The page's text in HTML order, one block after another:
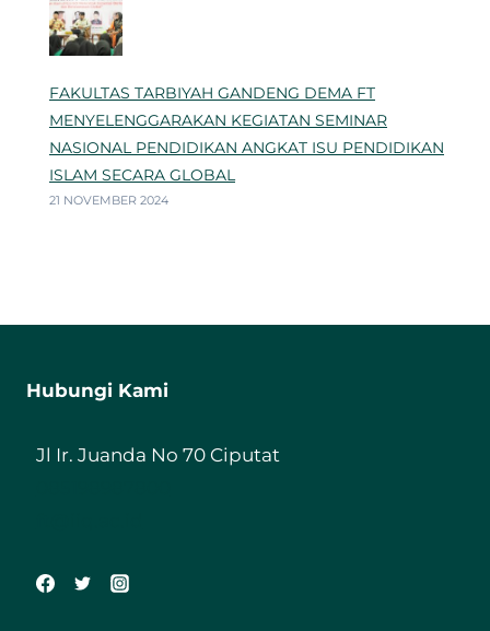
FAKULTAS TARBIYAH GANDENG DEMA FT
MENYELENGGARAKAN KEGIATAN SEMINAR
NASIONAL PENDIDIKAN ANGKAT ISU PENDIDIKAN
ISLAM SECARA GLOBAL
21 NOVEMBER 2024
Hubungi Kami
Jl Ir. Juanda No 70 Ciputat